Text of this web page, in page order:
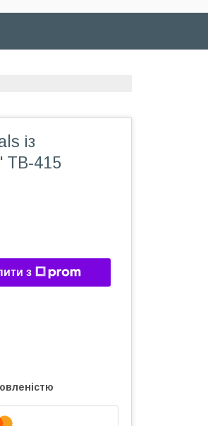
із
TB-415
з